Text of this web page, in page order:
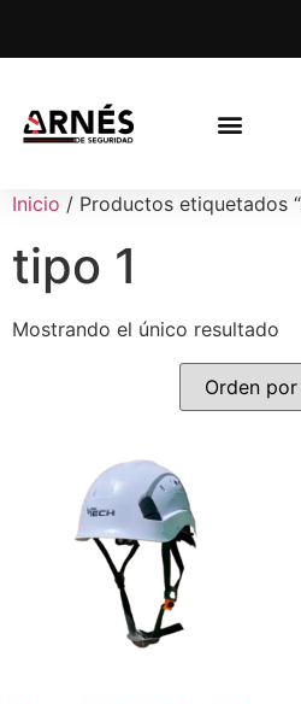
Inicio / Productos etiquetados
tipo 1
Mostrando el único resultado